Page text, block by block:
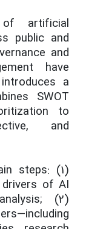
artificial
public and
and
have
a
SWOT
to
and
steps: (1)
drivers of AI
(2)